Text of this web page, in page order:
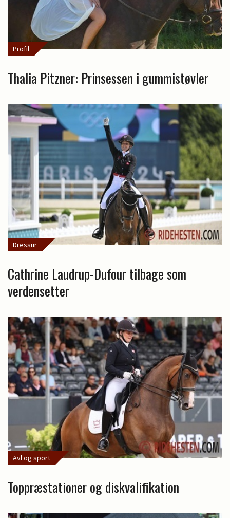
Profil
Thalia Pitzner: Prinsessen i gummistøvler
Dressur
Cathrine Laudrup-Dufour tilbage som
verdensetter
Avl og sport
Toppræstationer og diskvalifikation